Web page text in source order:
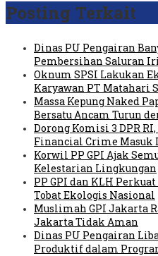
Posting Terkait
Dinas PU Pengairan
Pembersihan Saluran
Oknum SPSI Lakukan
Karyawan PT Matahari
Massa Kepung Naked
Bersatu Ancam Turun
Dorong Komisi 3 DPR
Financial Crime Masuk
Korwil PP GPI Ajak
Kelestarian Lingkungan
PP GPI dan KLH
Tobat Ekologis Nasional
Muslimah GPI Jakarta
Jakarta Tidak Aman
Dinas PU Pengairan
Produktif dalam